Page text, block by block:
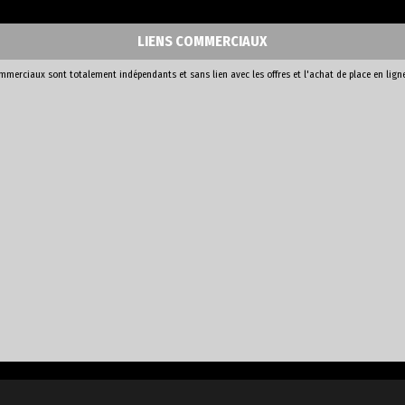
LIENS COMMERCIAUX
sont totalement indépendants et sans lien avec les offres et l'achat de place en